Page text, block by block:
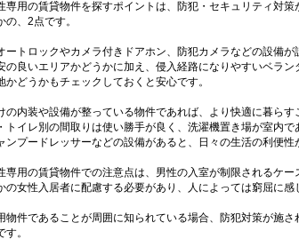
専用の賃貸物件を探すポイントは、防犯・セキュリティ対
の、2点です。
ートロックやカメラ付きドアホン、防犯カメラなどの設備が
の良いエリアかどうかに加え、侵入経路になりやすいベラ
かどうかもチェックしておくと安心です。
の内装や設備が整っている物件であれば、より快適に暮らす
トイレ別の間取りは使い勝手が良く、洗濯機置き場が室内で
ンプードレッサーなどの設備があると、日々の生活の利便性
専用の賃貸物件での注意点は、男性の入室が制限されるケー
の女性入居者に配慮する必要があり、人によっては窮屈に感
物件であることが周囲に知られている場合、防犯対策が施
す。